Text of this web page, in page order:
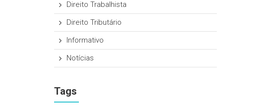
Direito Trabalhista
Direito Tributário
Informativo
Notícias
Tags